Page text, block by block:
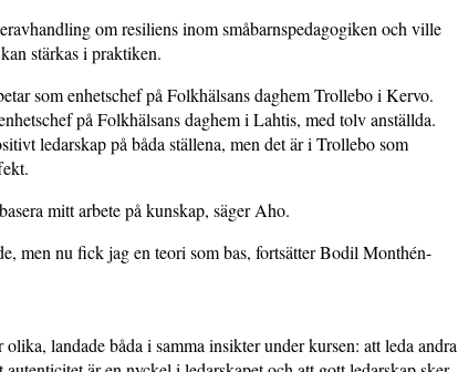
om resiliens inom småbarnspedagogiken och ville
stärkas i praktiken.
som enhetschef på Folkhälsans daghem Trollebo i Kervo.
på Folkhälsans daghem i Lahtis, med tolv anställda.
ledarskap på båda ställena, men det är i Trollebo som
mitt arbete på kunskap, säger Aho.
men nu fick jag en teori som bas, fortsätter Bodil Monthén-
landade båda i samma insikter under kursen: att leda andra